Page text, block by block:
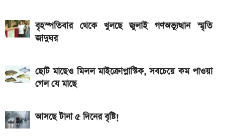
আসছে নতুন চমক নিয়ে
৯০ মিনিটের খেলা শেষ: বায়ার্ন মিউনিখ বনাম জেজু ইউনাইটেড,
২ বছর পিছিয়ে যেতে পারে নবম জাতীয় পে-স্কেল
বৃহস্পতিবার থেকে খুলছে জুলাই গণঅভ্যুত্থান স্মৃতি
জাদুঘর
ছোট মাছেও মিলল মাইক্রোপ্লাস্টিক, সবচেয়ে কম পাওয়া
গেল যে মাছে
আসছে টানা ৫ দিনের বৃষ্টি!